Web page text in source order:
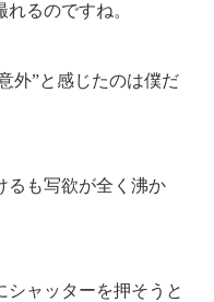
るのですね。
外”と感じたのは僕だ
るも写欲が全く沸か
シャッターを押そうと